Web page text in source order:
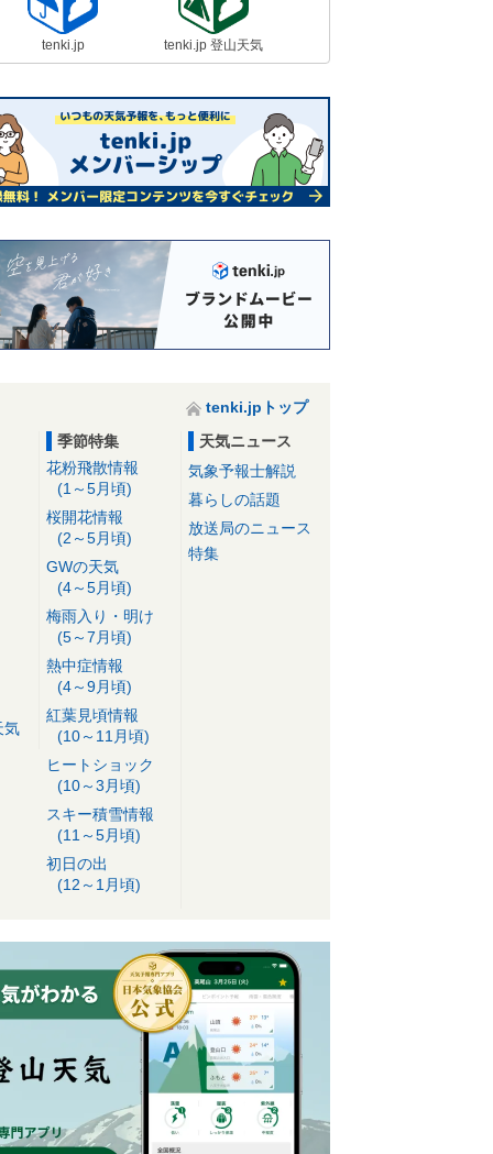
tenki.jp tenki.jp 登山天気
tenki.jpトップ
気
季節特集
花粉飛散情報
(1～5月頃)
桜開花情報
(2～5月頃)
GWの天気
(4～5月頃)
梅雨入り・明け
(5～7月頃)
熱中症情報
(4～9月頃)
紅葉見頃情報
(10～11月頃)
ヒートショック
(10～3月頃)
スキー積雪情報
(11～5月頃)
初日の出
(12～1月頃)
天気ニュース
気象予報士解説
暮らしの話題
放送局のニュース
特集